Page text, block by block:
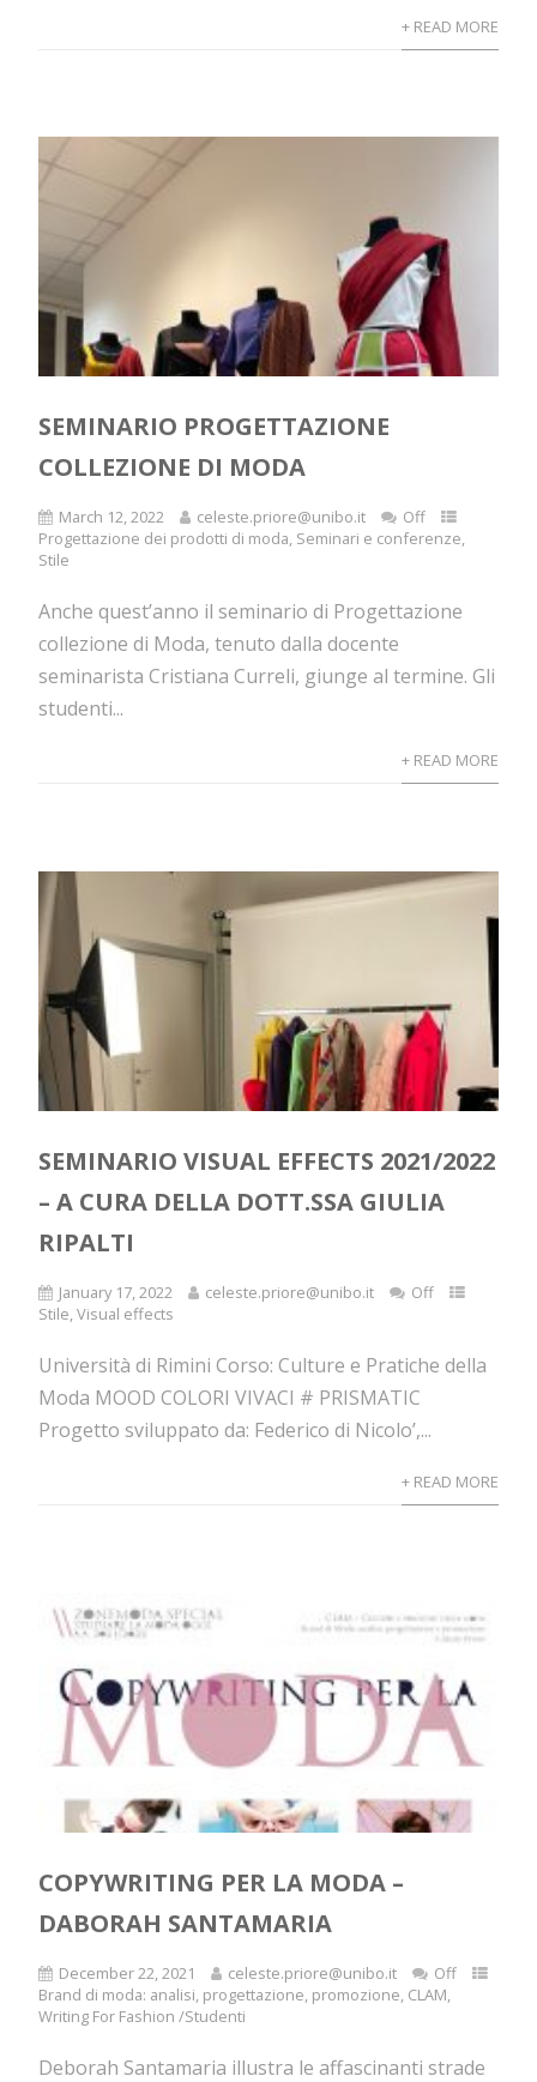
+ READ MORE
SEMINARIO PROGETTAZIONE
COLLEZIONE DI MODA
March 12, 2022 celeste.priore@unibo.it
Off
Progettazione dei prodotti di moda, Seminari e conferenze,
Stile
Anche quest’anno il seminario di Progettazione
collezione di Moda, tenuto dalla docente
seminarista Cristiana Curreli, giunge al termine. Gli
studenti...
+ READ MORE
SEMINARIO VISUAL EFFECTS 2021/2022
– A CURA DELLA DOTT.SSA GIULIA
RIPALTI
January 17, 2022 celeste.priore@unibo.it
Off
Stile,Visual effects
Università di Rimini Corso: Culture e Pratiche della
Moda MOOD COLORI VIVACI # PRISMATIC
Progetto sviluppato da: Federico di Nicolo’,...
+ READ MORE
COPYWRITING PER LA MODA –
DABORAH SANTAMARIA
December 22, 2021 celeste.priore@unibo.it
Off
Brand di moda: analisi, progettazione, promozione CLAM
Writing For Fashion /Studenti
Deborah Santamaria illustra le affascinanti strade